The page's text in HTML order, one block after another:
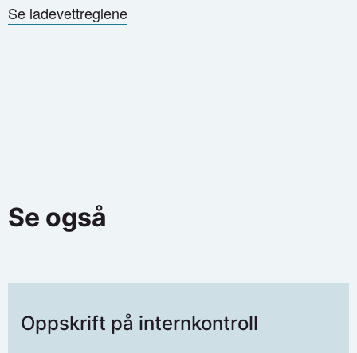
Se ladevettreglene
Se også
Oppskrift på internkontroll